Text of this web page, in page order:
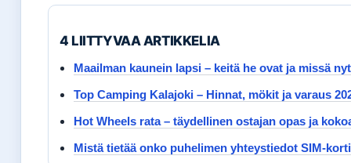
4 LIITTYVAA ARTIKKELIA
Maailman kaunein lapsi – keitä he ovat ja missä nyt
Top Camping Kalajoki – Hinnat, mökit ja varaus
Hot Wheels rata – täydellinen ostajan opas ja
Mistä tietää onko puhelimen yhteystiedot SIM-